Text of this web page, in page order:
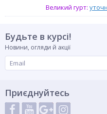
Великий гурт:
Будьте в курсі!
Новини, огляди й акції
Приєднуйтесь